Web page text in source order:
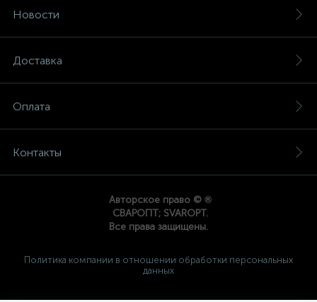
Новости
Доставка
Оплата
Контакты
Авторское право © ®
СВАРОПТ; SVAROPT.
Все права защищены.
Политика компании в отношении обработки персональных
данных